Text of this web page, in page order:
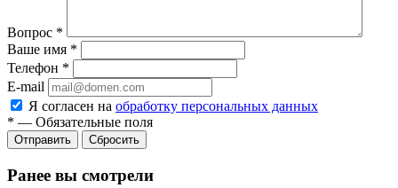
Вопрос *
Ваше имя *
Телефон *
E-mail
Я согласен на обработку персональных данных
* — Обязательные поля
Сбросить
Ранее вы смотрели